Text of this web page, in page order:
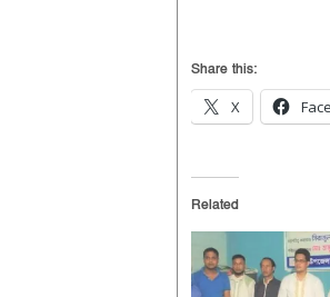
Share this:
X
Related